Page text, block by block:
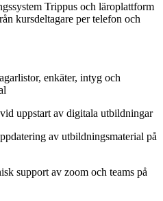
Trippus och läroplattform
kursdeltagare per telefon och
enkäter, intyg och
uppstart av digitala utbildningar
av utbildningsmaterial på
support av zoom och teams på